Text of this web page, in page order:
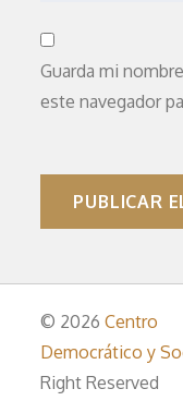
Guarda mi
este navegador
© 2026Centro
Democrático y
Right Reserved